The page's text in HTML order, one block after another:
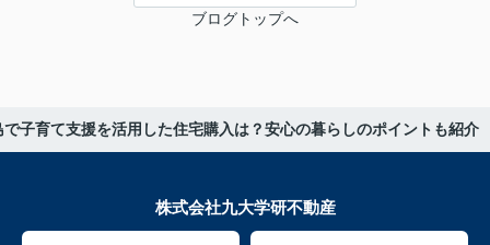
ブログトップへ
子育て支援を活用した住宅購入は？安心の暮らしのポイントも紹介
株式会社九大学研不動産